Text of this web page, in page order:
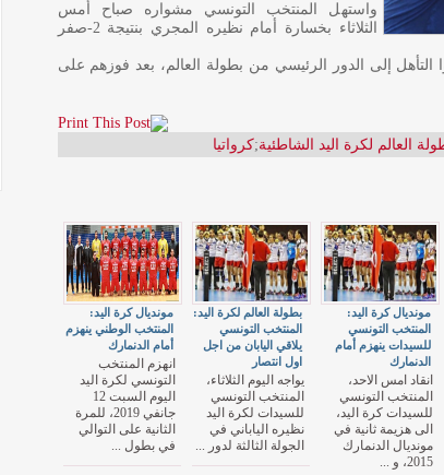
واستهل المنتخب التونسي مشواره صباح أمس
الثلاثاء بخسارة أمام نظيره المجري بنتيجة 2-صفر
إلى الدور الرئيسي من بطولة العالم، بعد فوزهم على
العالم لكرة اليد الشاطئية;كرواتيا
مونديال كرة اليد:
المنتخب الوطني ينهزم
أمام الدنمارك
انهزم المنتخب
التونسي لكرة اليد
اليوم السبت 12
جانفي 2019، للمرة
الثانية على التوالي
في بطول ...
بطولة العالم لكرة اليد:
المنتخب التونسي
يلاقي اليابان من اجل
اول انتصار
يواجه اليوم الثلاثاء،
المنتخب التونسي
للسيدات لكرة اليد
نظيره الياباني في
الجولة الثالثة لدور ...
مونديال كرة اليد:
المنتخب التونسي
للسيدات ينهزم أمام
الدنمارك
انقاد امس الاحد،
المنتخب التونسي
للسيدات كرة اليد،
الى هزيمة ثانية في
مونديال الدنمارك
2015، و ...